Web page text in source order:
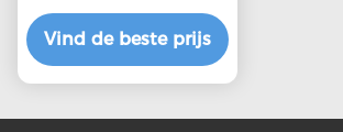
2b Stainless Steel
Sheet
Vind de beste prijs